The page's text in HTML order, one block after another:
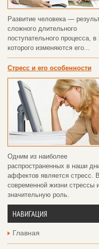
Развитие человека —
сложного длительного
поступательного процесса, в
которого изменяются его...
Стресс и его особенности
Одним из наиболее
распространенных в наши
аффектов является стресс. В
современной жизни стрессы
значительную роль.
НАВИГАЦИЯ
Главная